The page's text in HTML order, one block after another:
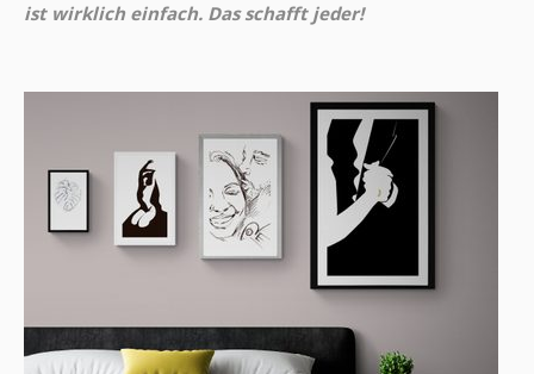
ist wirklich einfach. Das schafft jeder!